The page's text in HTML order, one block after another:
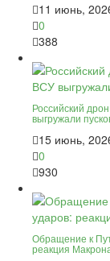
11 июнь,
0
388
Российский
выгружали
15 июнь,
0
930
Обращение к
реакция